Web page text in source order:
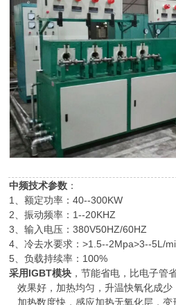
中频技术参数：
1、额定功率：40--300KW
2、振动频率：1--20KHZ
3、输入电压：380V50HZ/60HZ
4、冷去水要求：>1.5--2Mpa>3--5L/
5、负载持续率：100%
采用IGBT模块，节能省电，比电子管
效果好，加热均匀，升温快氧化成少
加热数度快，感应加热无氧化层，变